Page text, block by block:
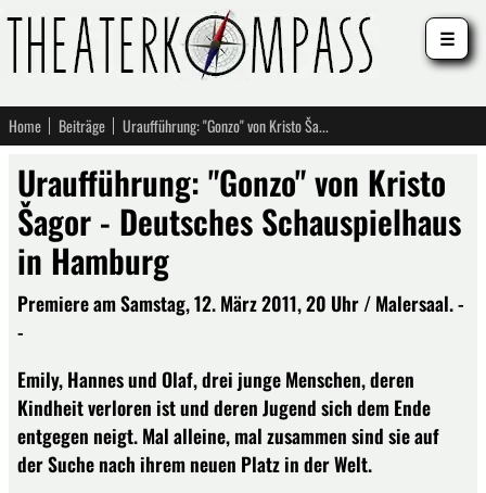
Home Beiträge Uraufführung: "Gonzo" von Kristo Šagor - Deutsches Schauspielhaus in Hamburg
Uraufführung: "Gonzo" von Kristo
Šagor - Deutsches Schauspielhaus
in Hamburg
Premiere am Samstag, 12. März 2011, 20 Uhr / Malersaal. -
-
Emily, Hannes und Olaf, drei junge Menschen, deren
Kindheit verloren ist und deren Jugend sich dem Ende
entgegen neigt. Mal alleine, mal zusammen sind sie auf
der Suche nach ihrem neuen Platz in der Welt.
☰